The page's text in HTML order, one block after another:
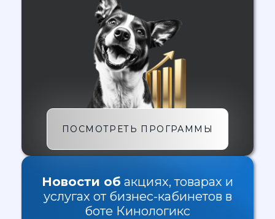
ПОСМОТРЕТЬ ПРОГРАММЫ
Новости об акциях, товарах и
услугах от бизнес-кабинетов в
боте Кинологикс